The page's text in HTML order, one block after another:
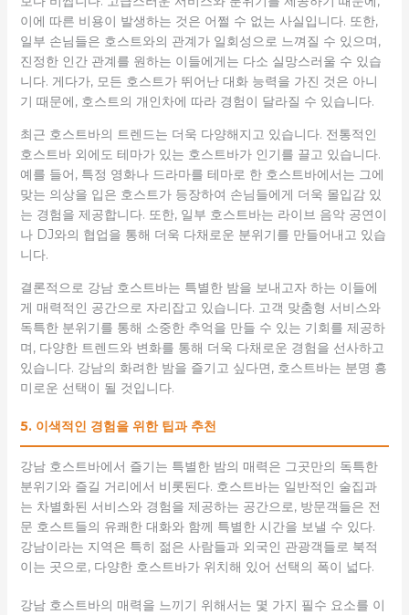
이에 따른 비용이 발생하는 것은 어쩔 수 없는 사실입니다. 또한,
일부 손님들은 호스트와의 관계가 일회성으로 느껴질 수 있으며,
진정한 인간 관계를 원하는 이들에게는 다소 실망스러울 수 있습
니다. 게다가, 모든 호스트가 뛰어난 대화 능력을 가진 것은 아니
기 때문에, 호스트의 개인차에 따라 경험이 달라질 수 있습니다.
최근 호스트바의 트렌드는 더욱 다양해지고 있습니다. 전통적인
호스트바 외에도 테마가 있는 호스트바가 인기를 끌고 있습니다.
예를 들어, 특정 영화나 드라마를 테마로 한 호스트바에서는 그에
맞는 의상을 입은 호스트가 등장하여 손님들에게 더욱 몰입감 있
는 경험을 제공합니다. 또한, 일부 호스트바는 라이브 음악 공연이
나 DJ와의 협업을 통해 더욱 다채로운 분위기를 만들어내고 있습
니다.
결론적으로 강남 호스트바는 특별한 밤을 보내고자 하는 이들에
게 매력적인 공간으로 자리잡고 있습니다. 고객 맞춤형 서비스와
독특한 분위기를 통해 소중한 추억을 만들 수 있는 기회를 제공하
며, 다양한 트렌드와 변화를 통해 더욱 다채로운 경험을 선사하고
있습니다. 강남의 화려한 밤을 즐기고 싶다면, 호스트바는 분명 흥
미로운 선택이 될 것입니다.
5. 이색적인 경험을 위한 팁과 추천
강남 호스트바에서 즐기는 특별한 밤의 매력은 그곳만의 독특한
분위기와 즐길 거리에서 비롯된다. 호스트바는 일반적인 술집과
는 차별화된 서비스와 경험을 제공하는 공간으로, 방문객들은 전
문 호스트들의 유쾌한 대화와 함께 특별한 시간을 보낼 수 있다.
강남이라는 지역은 특히 젊은 사람들과 외국인 관광객들로 북적
이는 곳으로, 다양한 호스트바가 위치해 있어 선택의 폭이 넓다.
강남 호스트바의 매력을 느끼기 위해서는 몇 가지 필수 요소를 이